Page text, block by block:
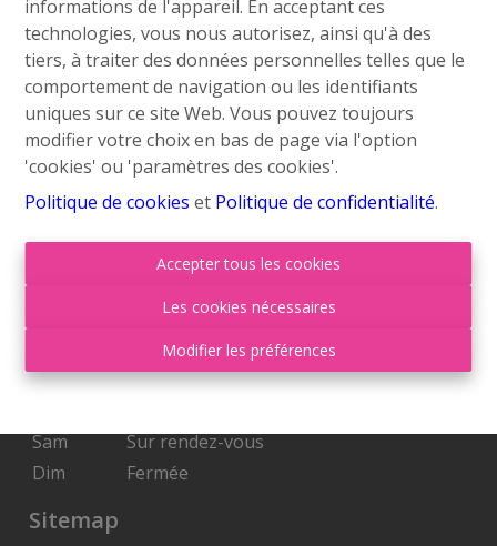
informations de l'appareil. En acceptant ces
technologies, vous nous autorisez, ainsi qu'à des
tiers, à traiter des données personnelles telles que le
comportement de navigation ou les identifiants
uniques sur ce site Web. Vous pouvez toujours
modifier votre choix en bas de page via l'option
'cookies' ou 'paramètres des cookies'.
Politique de cookies et Politique de confidentialité.
Accepter tous les cookies
Les cookies nécessaires
Modifier les préférences
+32 4 234 21 10
info@roufosse.be
Disclaimer
Privacy Statement
Membre Federia
Heures d'ouverture
09:00-18:00
09:00-18:00
Je
09:00-18:00
Sam
Sur rendez-vous
Dim
Fermée
Sitemap